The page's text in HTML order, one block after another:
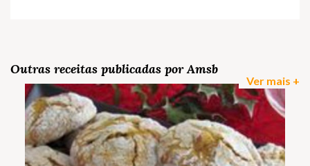
Outras receitas publicadas por Amsb
Ver mais +